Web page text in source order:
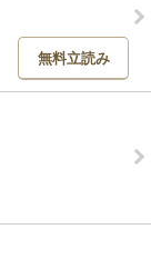
無料立読み